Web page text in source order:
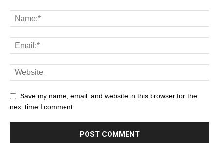
Save my name, email, and website in this browser for the
next time I comment.